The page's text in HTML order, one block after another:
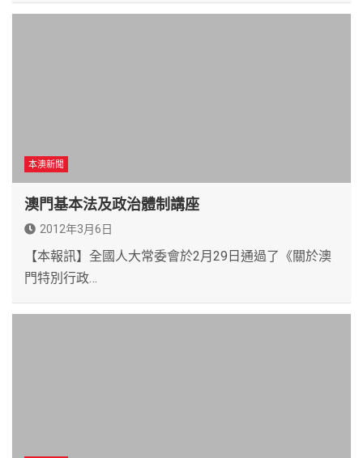
本澳新聞
澳門基本法及政治體制講座
2012年3月6日
【本報訊】全國人大常委會於2月29日通過了《關於澳
門特別行政…